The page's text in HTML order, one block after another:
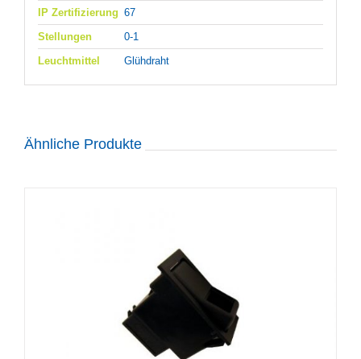
IP Zertifizierung 67
Stellungen
0-1
Leuchtmittel
Glühdraht
Ähnliche Produkte